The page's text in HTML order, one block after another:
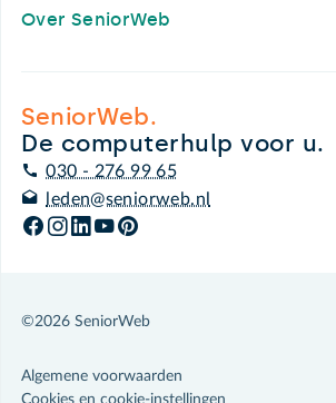
Over SeniorWeb
SeniorWeb.
De computerhulp voor u.
030 - 276 99 65
leden@seniorweb.nl
©2026 SeniorWeb
Algemene voorwaarden
Cookies en cookie-instellingen